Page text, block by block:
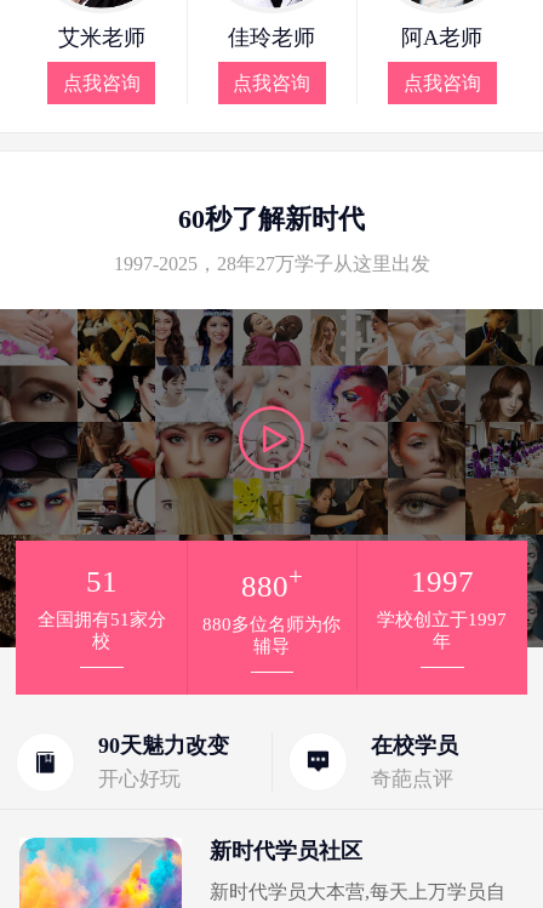
艾米老师
点我咨询
佳玲老师
点我咨询
阿A老师
点我咨询
60秒了解新时代
1997-2025，28年27万学子从这里出发
90天魅力改变
开心好玩
在校学员
奇葩点评
51
全国拥有51家分
校
880+
880多位名师为你
辅导
1997
学校创立于1997
年
新时代学员社区
新时代学员大本营,每天上万学员自